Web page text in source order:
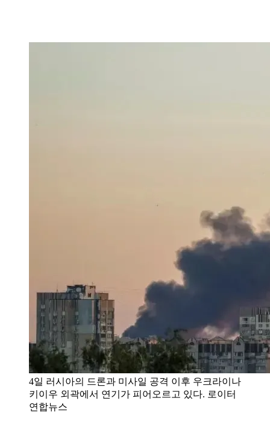
4일 러시아의 드론과 미사일 공격 이후 우크라이나
키이우 외곽에서 연기가 피어오르고 있다. 로이터
연합뉴스